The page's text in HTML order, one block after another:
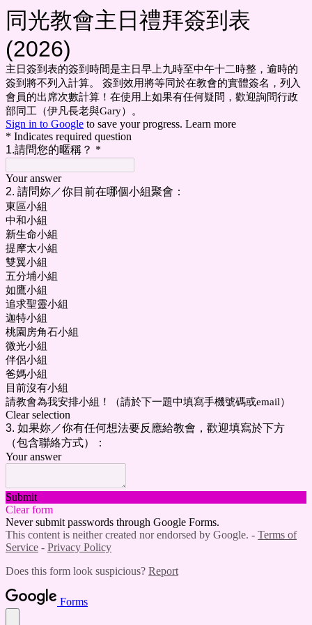
同光教會主日禮拜簽到表
(2026)
主日簽到表的簽到時間是主日早上九時至中午十二時整，逾時的
簽到將不列入計算。 簽到效用將等同於在教會的實體簽名，列入
會員的出席次數計算！在使用上如果有任何疑問，歡迎詢問行政
部同工（伊凡長老與Gary）。
Sign in to Google to save your progress. Learn more
* Indicates required question
1.請問您的暱稱？ *
Your answer
2. 請問妳／你目前在哪個小組聚會：
東區小組
中和小組
新生命小組
提摩太小組
雙翼小組
五分埔小組
如鷹小組
追求聖靈小組
迦特小組
桃園房角石小組
微光小組
伴侶小組
爸媽小組
目前沒有小組
請教會為我安排小組！（請於下一題中填寫手機號碼或email）
Clear selection
3. 如果妳／你有任何想法要反應給教會，歡迎填寫於下方
（包含聯絡方式）：
Your answer
Submit
Clear form
Never submit passwords through Google Forms.
This content is neither created nor endorsed by Google. - Terms of
Service - Privacy Policy
Does this form look suspicious? Report
Forms